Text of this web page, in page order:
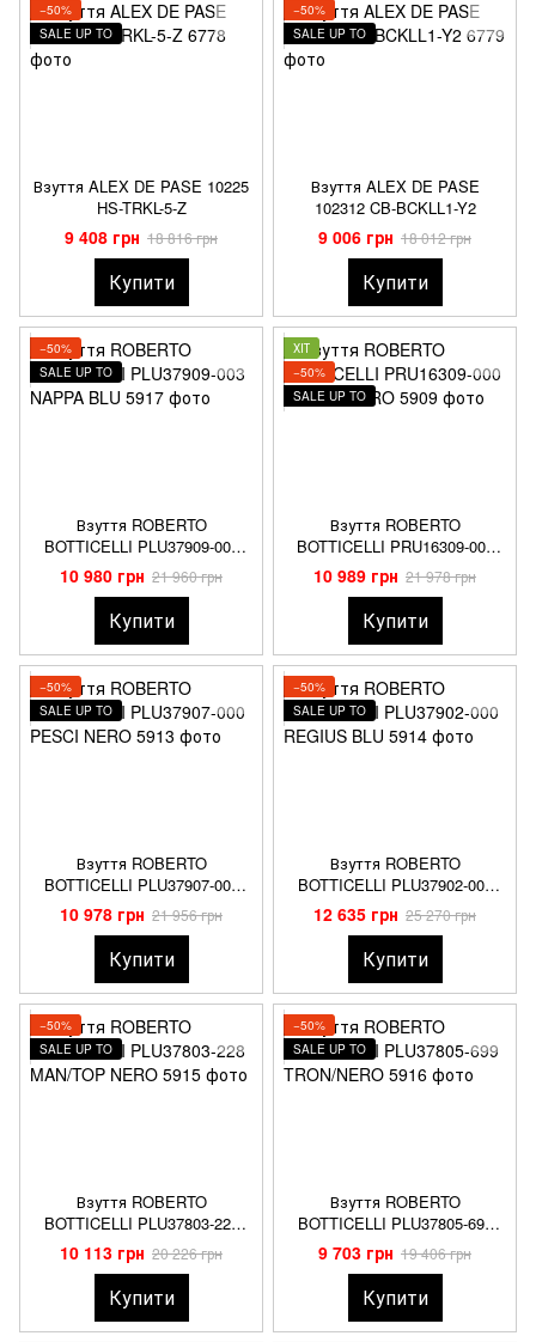
−50%
SALE UP TO
Взуття ALEX DE PASE 10225
HS-TRKL-5-Z
9 408 грн 18 816 грн
Купити
−50%
SALE UP TO
Взуття ALEX DE PASE
102312 CB-BCKLL1-Y2
9 006 грн 18 012 грн
Купити
−50%
SALE UP TO
Взуття ROBERTO
BOTTICELLI PLU37909-003
NAPPA BLU
10 980 грн 21 960 грн
Купити
ХІТ
−50%
SALE UP TO
Взуття ROBERTO
BOTTICELLI PRU16309-000
KROKO NERO
10 989 грн 21 978 грн
Купити
−50%
SALE UP TO
Взуття ROBERTO
BOTTICELLI PLU37907-000
PESCI NERO
10 978 грн 21 956 грн
Купити
−50%
SALE UP TO
Взуття ROBERTO
BOTTICELLI PLU37902-000
REGIUS BLU
12 635 грн 25 270 грн
Купити
−50%
SALE UP TO
Взуття ROBERTO
BOTTICELLI PLU37803-228
MAN/TOP NERO
10 113 грн 20 226 грн
Купити
−50%
SALE UP TO
Взуття ROBERTO
BOTTICELLI PLU37805-699
TRON/NERO
9 703 грн 19 406 грн
Купити